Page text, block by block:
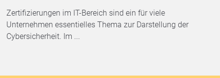
Zertifizierungen im IT-Bereich sind ein für viele
Unternehmen essentielles Thema zur Darstellung der
Cybersicherheit. Im ...